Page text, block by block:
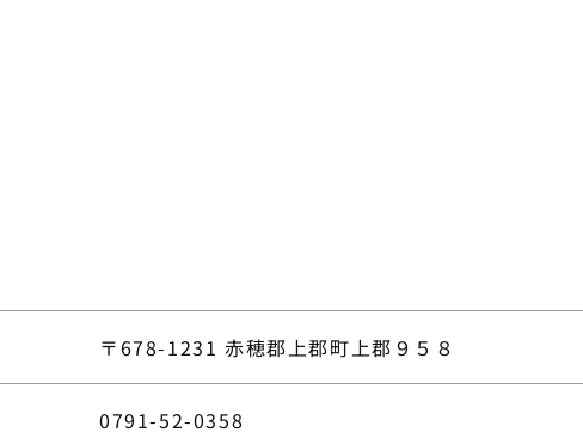
〒678-1231 赤穂郡上郡町上郡９５８
0791-52-0358